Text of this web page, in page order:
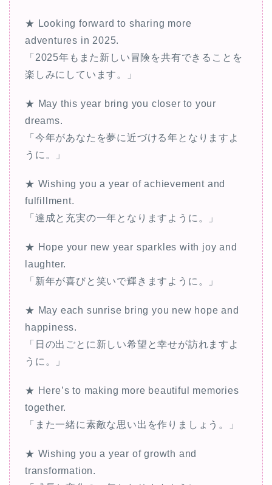
★ Looking forward to sharing more
adventures in 2025.
「2025年もまた新しい冒険を共有できることを
楽しみにしています。」
★ May this year bring you closer to your
dreams.
「今年があなたを夢に近づける年となりますよ
うに。」
★ Wishing you a year of achievement and
fulfillment.
「達成と充実の一年となりますように。」
★ Hope your new year sparkles with joy and
laughter.
「新年が喜びと笑いで輝きますように。」
★ May each sunrise bring you new hope and
happiness.
「日の出ごとに新しい希望と幸せが訪れますよ
うに。」
★ Here’s to making more beautiful memories
together.
「また一緒に素敵な思い出を作りましょう。」
★ Wishing you a year of growth and
transformation.